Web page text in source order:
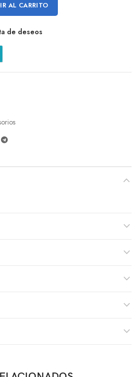
AL CARRITO
de deseos